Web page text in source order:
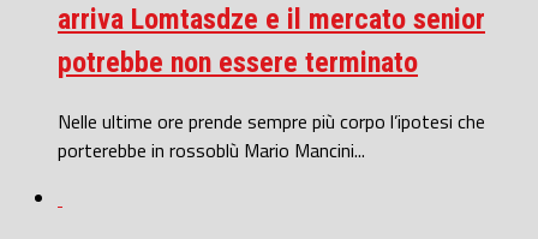
arriva Lomtasdze e il mercato senior
potrebbe non essere terminato
Nelle ultime ore prende sempre più corpo l’ipotesi che
porterebbe in rossoblù Mario Mancini...